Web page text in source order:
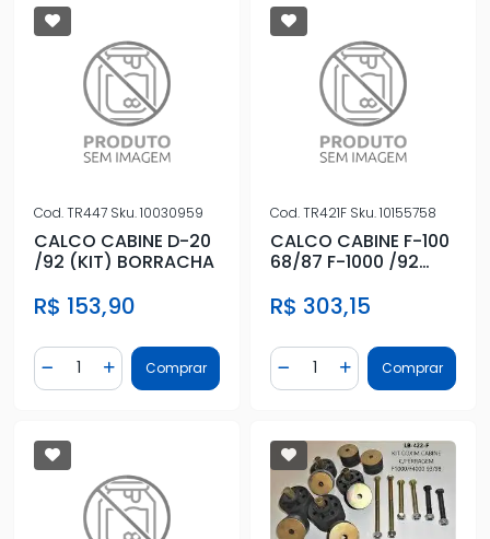
Cod.TR447 Sku.10030959
CALCO CABINE D-20
/92 (KIT) BORRACHA
R$ 153,90
Diminuir Quantidade
Quantidade
Adicionar Quantidade
Comprar
Cod.TR421F Sku.10155758
CALCO CABINE F-100
68/87 F-1000 /92
ARRUELA
R$ 303,15
Diminuir Quantidade
Quantidade
AdicionarComprar